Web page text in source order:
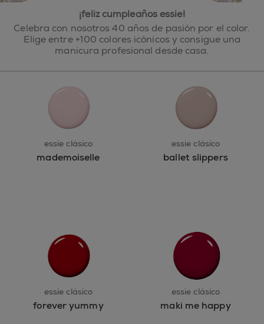
¡feliz cumpleaños essie!
Celebra con nosotros 40 años de pasión por el color.
Elige entre +100 colores icónicos y consigue una
manicura profesional desde casa.
essie clásico
mademoiselle
essie clásico
ballet slippers
essie clásico
forever yummy
essie clásico
maki me happy